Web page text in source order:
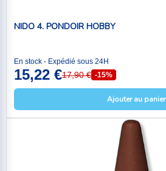
NIDO 4. PONDOIR HOBBY
En stock - Expédié sous 24H
15,22 €17,90 € -15%
Ajouter au panier